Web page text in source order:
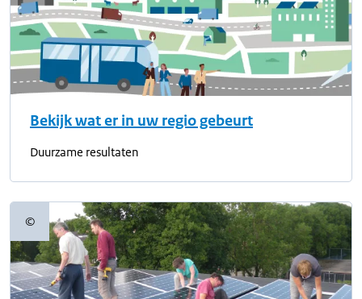
Bekijk wat er in uw regio gebeurt
Duurzame resultaten
©Copyrightinformatie